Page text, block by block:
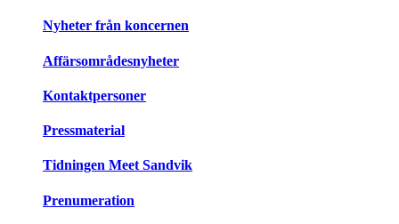
Nyheter från koncernen
Affärsområdesnyheter
Kontaktpersoner
Pressmaterial
Tidningen Meet Sandvik
Prenumeration